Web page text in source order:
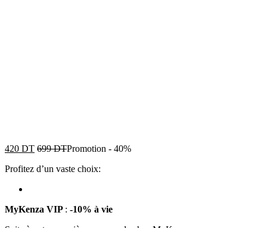
420 DT 699DTPromotion - 40%
Profitez d’un vaste choix:
MyKenza VIP : -10% à vie